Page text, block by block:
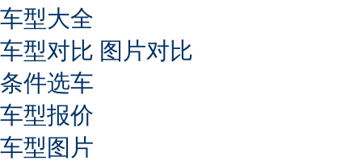
车型大全
车型对比 图片对比
条件选车
车型报价
车型图片